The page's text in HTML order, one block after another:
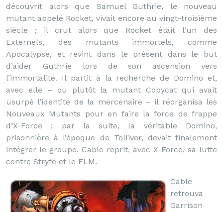
découvrit alors que Samuel Guthrie, le nouveau
mutant appelé Rocket, vivait encore au vingt-troisième
siècle ; il crut alors que Rocket était l’un des
Externels, des mutants immortels, comme
Apocalypse, et revint dans le présent dans le but
d’aider Guthrie lors de son ascension vers
l’immortalité. Il partit à la recherche de Domino et,
avec elle – ou plutôt la mutant Copycat qui avait
usurpé l’identité de la mercenaire – il réorganisa les
Nouveaux Mutants pour en faire la force de frappe
d’X-Force ; par la suite, la véritable Domino,
prisonnière à l’époque de Tolliver, devait finalement
intégrer le groupe. Cable reprit, avec X-Force, sa lutte
contre Stryfe et le FLM.
Cable
retrouva
Garrison